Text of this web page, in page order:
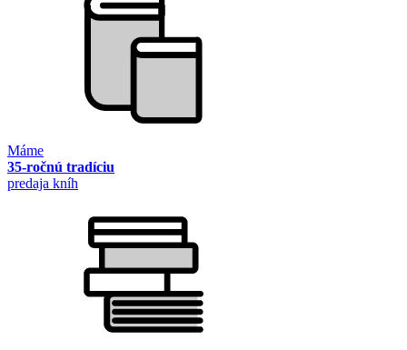
Máme
35-ročnú tradíciu
predaja kníh